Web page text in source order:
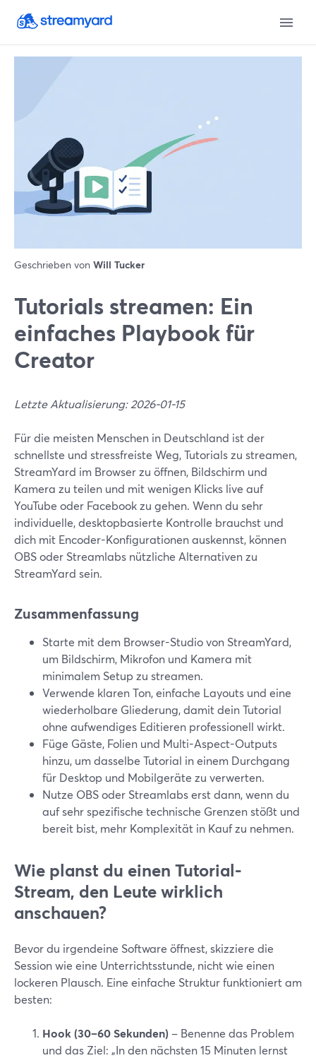
Geschrieben von Will Tucker
Tutorials streamen: Ein
einfaches Playbook für
Creator
Letzte Aktualisierung: 2026-01-15
Für die meisten Menschen in Deutschland ist der
schnellste und stressfreiste Weg, Tutorials zu streamen,
StreamYard im Browser zu öffnen, Bildschirm und
Kamera zu teilen und mit wenigen Klicks live auf
YouTube oder Facebook zu gehen. Wenn du sehr
individuelle, desktopbasierte Kontrolle brauchst und
dich mit Encoder-Konfigurationen auskennst, können
OBS oder Streamlabs nützliche Alternativen zu
StreamYard sein.
Zusammenfassung
Starte mit dem Browser-Studio von StreamYard,
um Bildschirm, Mikrofon und Kamera mit
minimalem Setup zu streamen.
Verwende klaren Ton, einfache Layouts und eine
wiederholbare Gliederung, damit dein Tutorial
ohne aufwendiges Editieren professionell wirkt.
Füge Gäste, Folien und Multi-Aspect-Outputs
hinzu, um dasselbe Tutorial in einem Durchgang
für Desktop und Mobilgeräte zu verwerten.
Nutze OBS oder Streamlabs erst dann, wenn du
auf sehr spezifische technische Grenzen stößt und
bereit bist, mehr Komplexität in Kauf zu nehmen.
Wie planst du einen Tutorial-
Stream, den Leute wirklich
anschauen?
Bevor du irgendeine Software öffnest, skizziere die
Session wie eine Unterrichtsstunde, nicht wie einen
lockeren Plausch. Eine einfache Struktur funktioniert am
besten:
Hook (30–60 Sekunden) – Benenne das Problem
und das Ziel: „In den nächsten 15 Minuten lernst